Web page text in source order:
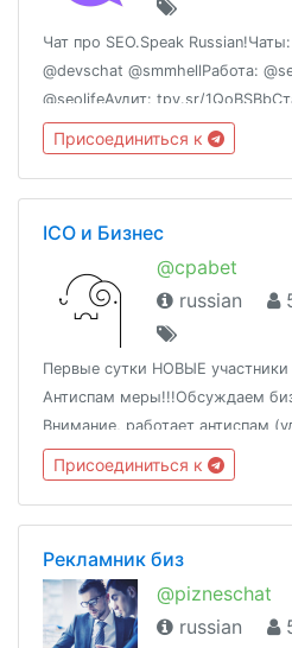
Чат про SEO.Speak
@devschat @smmhellРабота:
@seolifeАудит: tpv.sr/
Запрещено:⛔️мат и
политика, наркота, крипта
Присоединиться к
ICO и Бизнес
@cpabet
russian
Первые сутки НОВЫЕ
Антиспам меры!!!Обсуждаем
Внимание, работает антиспам
ссылки) Сотрудничаем
Присоединиться к
Рекламник биз
@pizneschat
russian